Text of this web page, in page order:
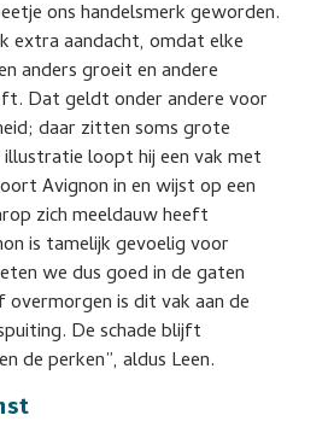
ons handelsmerk geworden.
extra aandacht, omdat elke
anders groeit en andere
Dat geldt onder andere voor
daar zitten soms grote
illustratie loopt hij een vak met
Avignon in en wijst op een
zich meeldauw heeft
is tamelijk gevoelig voor
we dus goed in de gaten
overmorgen is dit vak aan de
De schade blijft
de perken”, aldus Leen.